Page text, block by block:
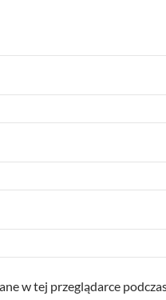
w tej przeglądarce